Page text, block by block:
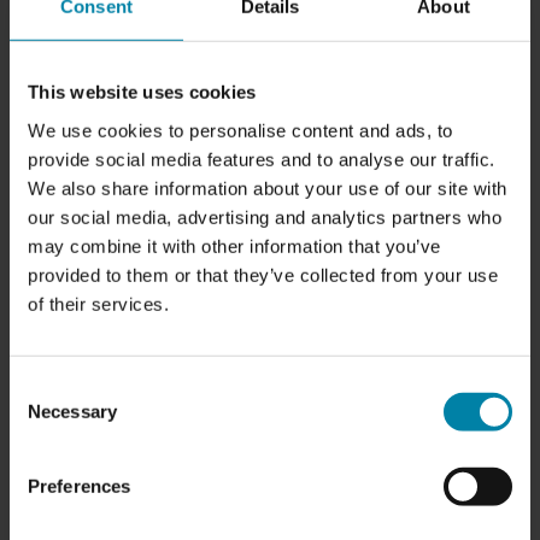
Consent Details About
This website uses cookies
We use cookies to personalise content and ads, to
provide social media features and to analyse our traffic.
We also share information about your use of our site with
our social media, advertising and analytics partners who
may combine it with other information that you’ve
provided to them or that they’ve collected from your use
of their services.
Selection
Necessary
Preferences
FORDELE VED AT FÅ LAVET EN
Bilpleje bliver ofte ikke anset som nødvendigt, fordi det